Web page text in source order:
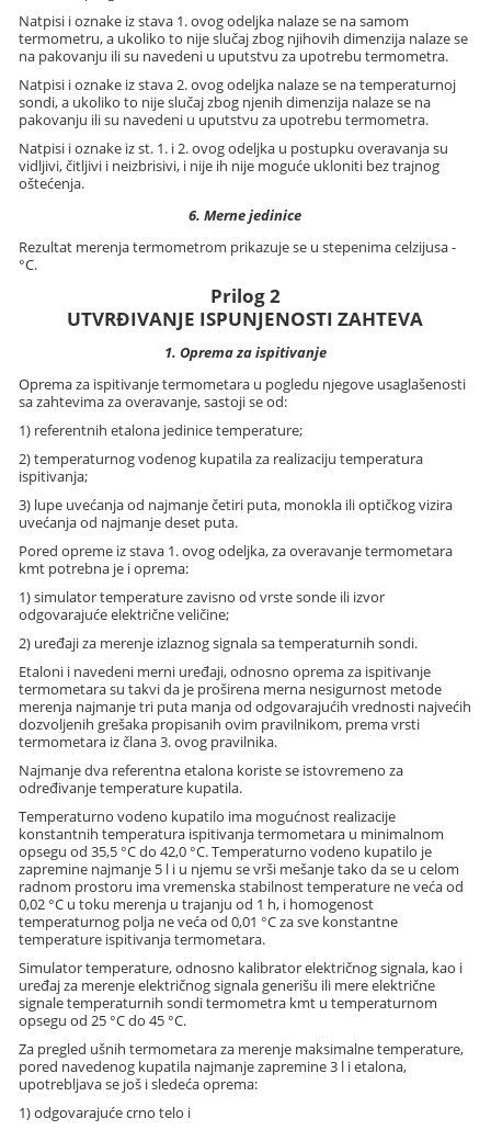
Natpisi i oznake iz stava 1. ovog odeljka nalaze se na samom
termometru, a ukoliko to nije slučaj zbog njihovih dimenzija nalaze se
na pakovanju ili su navedeni u uputstvu za upotrebu termometra.
Natpisi i oznake iz stava 2. ovog odeljka nalaze se na temperaturnoj
sondi, a ukoliko to nije slučaj zbog njenih dimenzija nalaze se na
pakovanju ili su navedeni u uputstvu za upotrebu termometra.
Natpisi i oznake iz st. 1. i 2. ovog odeljka u postupku overavanja su
vidljivi, čitljivi i neizbrisivi, i nije ih nije moguće ukloniti bez trajnog
oštećenja.
6. Merne jedinice
Rezultat merenja termometrom prikazuje se u stepenima celzijusa -
°C.
Prilog 2
UTVRĐIVANJE ISPUNJENOSTI ZAHTEVA
1. Oprema za ispitivanje
Oprema za ispitivanje termometara u pogledu njegove usaglašenosti
sa zahtevima za overavanje, sastoji se od:
1) referentnih etalona jedinice temperature;
2) temperaturnog vodenog kupatila za realizaciju temperatura
ispitivanja;
3) lupe uvećanja od najmanje četiri puta, monokla ili optičkog vizira
uvećanja od najmanje deset puta.
Pored opreme iz stava 1. ovog odeljka, za overavanje termometara
kmt potrebna je i oprema:
1) simulator temperature zavisno od vrste sonde ili izvor
odgovarajuće električne veličine;
2) uređaji za merenje izlaznog signala sa temperaturnih sondi.
Etaloni i navedeni merni uređaji, odnosno oprema za ispitivanje
termometara su takvi da je proširena merna nesigurnost metode
merenja najmanje tri puta manja od odgovarajućih vrednosti najvećih
dozvoljenih grešaka propisanih ovim pravilnikom, prema vrsti
termometara iz člana 3. ovog pravilnika.
Najmanje dva referentna etalona koriste se istovremeno za
određivanje temperature kupatila.
Temperaturno vodeno kupatilo ima mogućnost realizacije
konstantnih temperatura ispitivanja termometara u minimalnom
opsegu od 35,5 °C do 42,0 °C. Temperaturno vodeno kupatilo je
zapremine najmanje 5 l i u njemu se vrši mešanje tako da se u celom
radnom prostoru ima vremenska stabilnost temperature ne veća od
0,02 °C u toku merenja u trajanju od 1 h, i homogenost
temperaturnog polja ne veća od 0,01 °C za sve konstantne
temperature ispitivanja termometara.
Simulator temperature, odnosno kalibrator električnog signala, kao i
uređaj za merenje električnog signala generišu ili mere električne
signale temperaturnih sondi termometra kmt u temperaturnom
opsegu od 25 °C do 45 °C.
Za pregled ušnih termometara za merenje maksimalne temperature,
pored navedenog kupatila najmanje zapremine 3 l i etalona,
upotrebljava se još i sledeća oprema:
1) odgovarajuće crno telo i